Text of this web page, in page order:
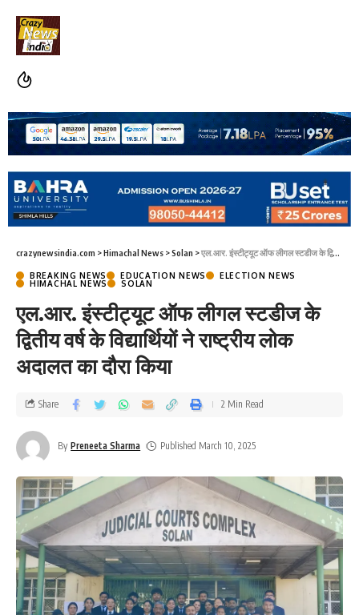
crazynewsindia.com >Himachal News >Solan >एल.आर. इंस्टीट्यूट ऑफ लीगल स्टडीज के द्वितीय वर्ष के विद्यार्थियों ने राष्ट्रीय लोक अदालत का दौरा किया
BREAKING NEWS EDUCATION NEWS
ELECTION NEWS
HIMACHAL NEWS
SOLAN
एल.आर. इंस्टीट्यूट ऑफ लीगल स्टडीज के
द्वितीय वर्ष के विद्यार्थियों ने राष्ट्रीय लोक
अदालत का दौरा किया
By Preneeta Sharma Published March 10, 2025
Share 2 Min Read